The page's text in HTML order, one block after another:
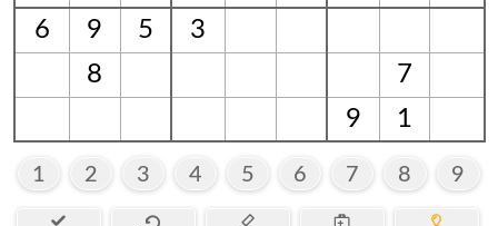
6
9 5
3
8
7
9
1
1 2 3 4 5 6 7 8 9